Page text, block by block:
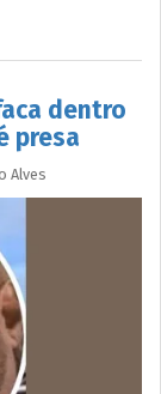
dentro
presa
Alves